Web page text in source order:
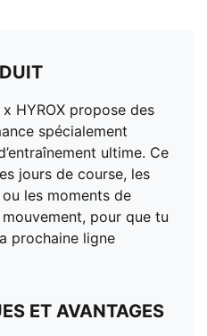
HYROX propose des
spécialement
ultime. Ce
jours de course, les
les moments de
pour que tu
prochaine ligne
ET AVANTAGES